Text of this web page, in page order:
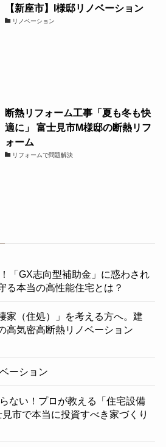
【新座市】I様邸リノベーション
リノベーション
断熱リフォーム工事「夏も冬も快
適に」 富士見市M様邸の断熱リフ
ォーム
リフォームで問題解決
「GX志向型補助金」に惑わされ
る本当の高性能住宅とは？
家（住処）」を考える方へ。建
高気密高断熱リノベーション
ーション
ない！プロが教える「住宅設備
市で本当に投資すべき家づくり